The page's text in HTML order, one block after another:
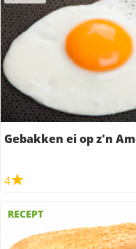
Gebakken ei op z'n
4
RECEPT